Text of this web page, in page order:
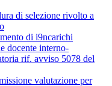
di selezione rivolto a
di i9ncarichi
docente interno-
rif. avviso 5078 del
valutazione per